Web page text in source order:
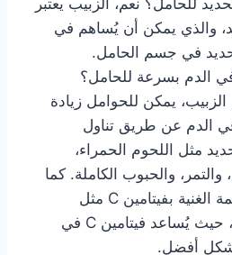
للحامل؟ نعم، الزبيب يعتبر
والذي يمكن أن يُساهم في
في جسم الحامل.
الدم بسرعة للحامل؟
الزبيب، يمكن للحوامل زيادة
الدم عن طريق تناول
مثل اللحوم الحمراء،
والتمر، والحبوب الكاملة. كما
يُنصح بتناول الأطعمة الغنية بفيتامين C مثل
البرتقال والفراولة، حيث يُساعد فيتامين C في
أفضل.